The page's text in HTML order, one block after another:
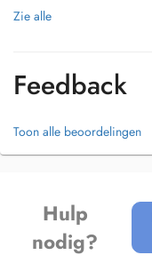
Zie alle
Feedback
Toon alle beoordelingen
Hulp
nodig?